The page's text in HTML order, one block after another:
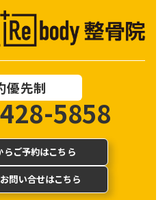
優先制
5858
らご予約はこちら
問い合せはこちら